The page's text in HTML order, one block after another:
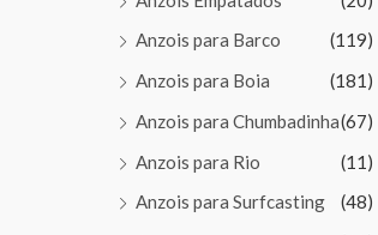
Anzois para Barco
(119)
Anzois para Boia
(181)
Anzois para Chumbadinha(67)
Anzois para Rio
(11)
Anzois para Surfcasting
(48)